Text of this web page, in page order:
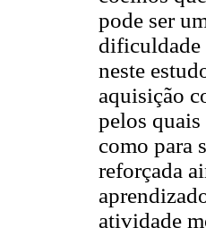
pode ser
dificuldade
neste
aquisição
pelos quais
como para
reforçada
atividade